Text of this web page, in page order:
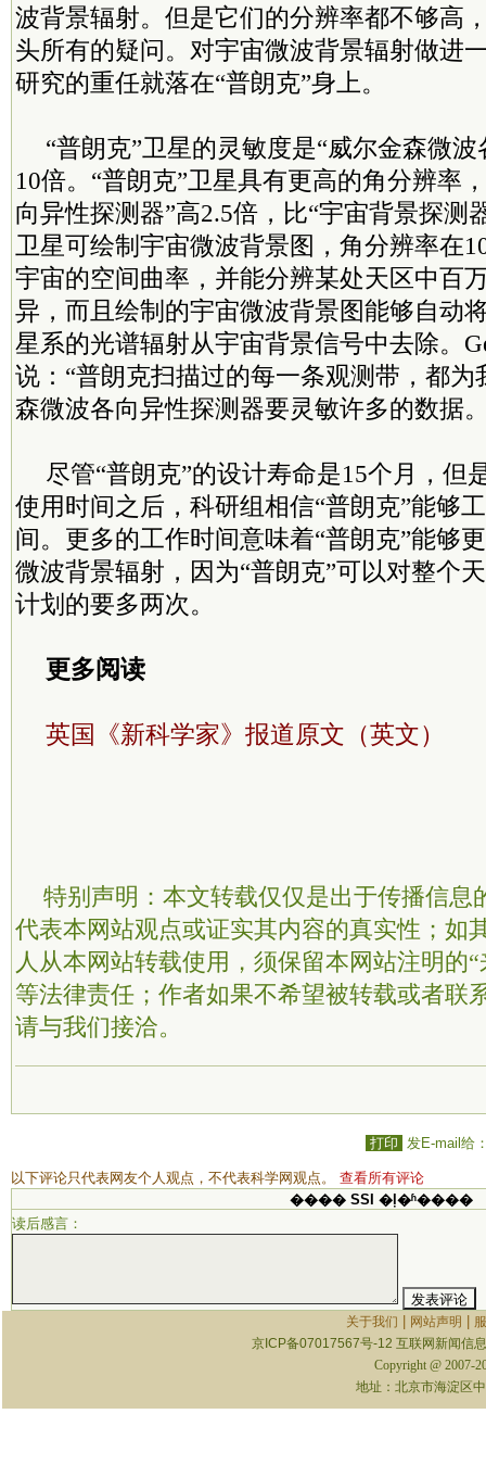
波背景辐射。但是它们的分辨率都不够高
头所有的疑问。对宇宙微波背景辐射做进
研究的重任就落在“普朗克”身上。
“普朗克”卫星的灵敏度是“威尔金森微
10倍。“普朗克”卫星具有更高的角分辨率
向异性探测器”高2.5倍，比“宇宙背景探测
卫星可绘制宇宙微波背景图，角分辨率在
宇宙的空间曲率，并能分辨某处天区中百
异，而且绘制的宇宙微波背景图能够自动
星系的光谱辐射从宇宙背景信号中去除。
说：“普朗克扫描过的每一条观测带，都
森微波各向异性探测器要灵敏许多的数据
尽管“普朗克”的设计寿命是15个月，但
使用时间之后，科研组相信“普朗克”能够
间。更多的工作时间意味着“普朗克”能够
微波背景辐射，因为“普朗克”可以对整个
计划的要多两次。
更多阅读
英国《新科学家》报道原文（英文）
特别声明：本文转载仅仅是出于传播信息
代表本网站观点或证实其内容的真实性；如
人从本网站转载使用，须保留本网站注明的
等法律责任；作者如果不希望被转载或者联
请与我们接洽。
打印 发E-mail给
以下评论只代表网友个人观点，不代表科学网观点。 查看所有评论
���� SSI �ļ�ʱ����
读后感言：
关于我们 网站声明
京ICP备07017567号-12 互联网新闻信
Copyright @ 2007-
地址：北京市海淀区